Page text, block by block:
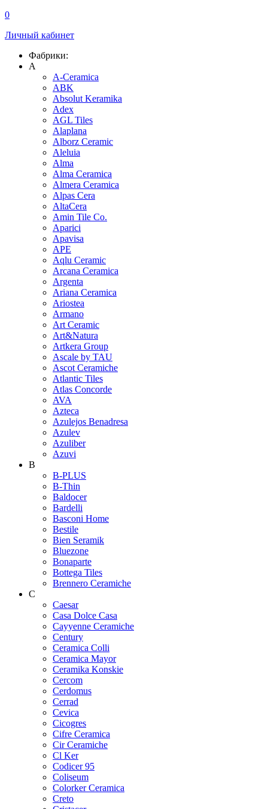
0
Личный кабинет
Фабрики:
A
A-Ceramica
ABK
Absolut Keramika
Adex
AGL Tiles
Alaplana
Alborz Ceramic
Aleluia
Alma
Alma Ceramica
Almera Ceramica
Alpas Cera
AltaCera
Amin Tile Co.
Aparici
Apavisa
APE
Aqlu Ceramic
Arcana Ceramica
Argenta
Ariana Ceramica
Ariostea
Armano
Art Ceramic
Art&Natura
Artkera Group
Ascale by TAU
Ascot Ceramiche
Atlantic Tiles
Atlas Concorde
AVA
Azteca
Azulejos Benadresa
Azulev
Azuliber
Azuvi
B
B-PLUS
B-Thin
Baldocer
Bardelli
Basconi Home
Bestile
Bien Seramik
Bluezone
Bonaparte
Bottega Tiles
Brennero Ceramiche
C
Caesar
Casa Dolce Casa
Cayyenne Ceramiche
Century
Ceramica Colli
Ceramica Mayor
Ceramika Konskie
Cercom
Cerdomus
Cerrad
Cevica
Cicogres
Cifre Ceramica
Cir Ceramiche
Cl Ker
Codicer 95
Coliseum
Colorker Ceramica
Creto